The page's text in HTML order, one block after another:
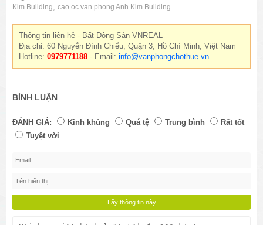
Kim Building,cao oc van phong Anh Kim Building
Thông tin liên hệ - Bất Động Sản VNREAL
Địa chỉ: 60 Nguyễn Đình Chiểu, Quận 3, Hồ Chí Minh, Việt Nam
Hotline:0979771188 - Email:info@vanphongchothue.vn
BÌNH LUẬN
ĐÁNH GIÁ: Kinh khủng Quá tệ Trung bình
Rất tốt
Tuyệt vời